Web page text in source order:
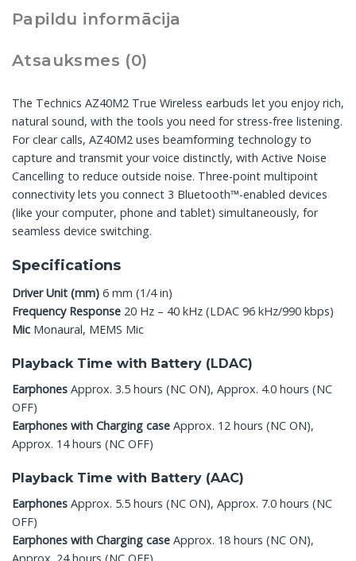
Papildu informācija
Atsauksmes (0)
The Technics AZ40M2 True Wireless earbuds let you enjoy rich,
natural sound, with the tools you need for stress-free listening.
For clear calls, AZ40M2 uses beamforming technology to
capture and transmit your voice distinctly, with Active Noise
Cancelling to reduce outside noise. Three-point multipoint
connectivity lets you connect 3 Bluetooth™-enabled devices
(like your computer, phone and tablet) simultaneously, for
seamless device switching.
Specifications
Driver Unit (mm) 6 mm (1/4 in)
Frequency Response 20 Hz – 40 kHz (LDAC 96 kHz/990 kbps)
Mic Monaural, MEMS Mic
Playback Time with Battery (LDAC)
Earphones Approx. 3.5 hours (NC ON), Approx. 4.0 hours (NC
OFF)
Earphones with Charging case Approx. 12 hours (NC ON),
Approx. 14 hours (NC OFF)
Playback Time with Battery (AAC)
Earphones Approx. 5.5 hours (NC ON), Approx. 7.0 hours (NC
OFF)
Earphones with Charging case Approx. 18 hours (NC ON),